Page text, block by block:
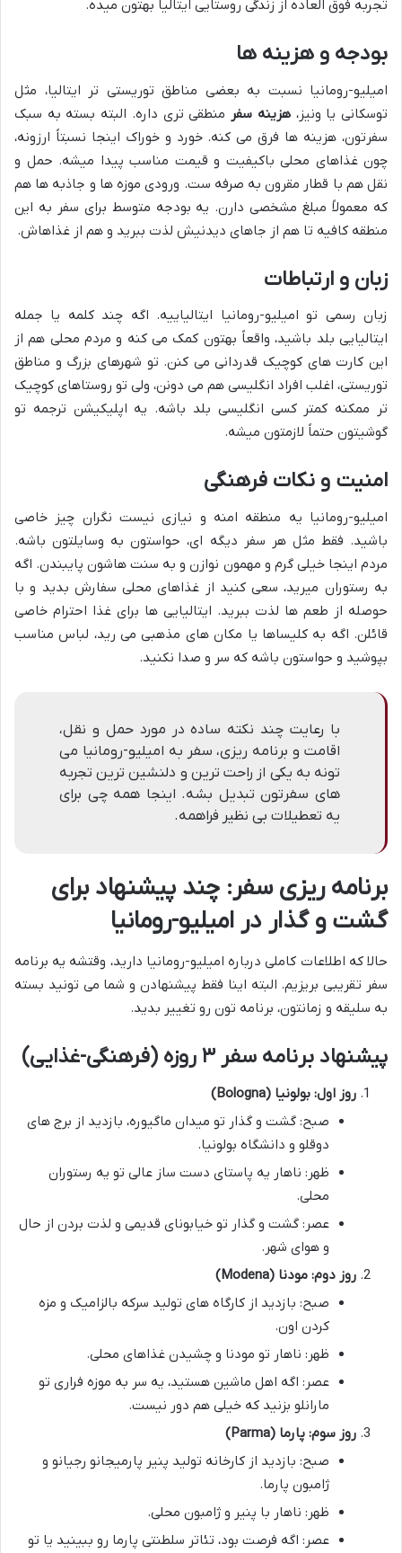
تجربه فوق العاده از زندگی روستایی ایتالیا بهتون میده.
بودجه و هزینه ها
امیلیو-رومانیا نسبت به بعضی مناطق توریستی تر ایتالیا، مثل
توسکانی یا ونیز،هزینه سفر منطقی تری داره. البته بسته به سبک
سفرتون، هزینه ها فرق می کنه. خورد و خوراک اینجا نسبتاً ارزونه،
چون غذاهای محلی باکیفیت و قیمت مناسب پیدا میشه. حمل و
نقل هم با قطار مقرون به صرفه ست. ورودی موزه ها و جاذبه ها هم
که معمولاً مبلغ مشخصی دارن. یه بودجه متوسط برای سفر به این
منطقه کافیه تا هم از جاهای دیدنیش لذت ببرید و هم از غذاهاش.
زبان و ارتباطات
زبان رسمی تو امیلیو-رومانیا ایتالیاییه. اگه چند کلمه یا جمله
ایتالیایی بلد باشید، واقعاً بهتون کمک می کنه و مردم محلی هم از
این کارت های کوچیک قدردانی می کنن. تو شهرهای بزرگ و مناطق
توریستی، اغلب افراد انگلیسی هم می دونن، ولی تو روستاهای کوچیک
تر ممکنه کمتر کسی انگلیسی بلد باشه. یه اپلیکیشن ترجمه تو
گوشیتون حتماً لازمتون میشه.
امنیت و نکات فرهنگی
امیلیو-رومانیا یه منطقه امنه و نیازی نیست نگران چیز خاصی
باشید. فقط مثل هر سفر دیگه ای، حواستون به وسایلتون باشه.
مردم اینجا خیلی گرم و مهمون نوازن و به سنت هاشون پایبندن. اگه
به رستوران میرید، سعی کنید از غذاهای محلی سفارش بدید و با
حوصله از طعم ها لذت ببرید. ایتالیایی ها برای غذا احترام خاصی
قائلن. اگه به کلیساها یا مکان های مذهبی می رید، لباس مناسب
بپوشید و حواستون باشه که سر و صدا نکنید.
با رعایت چند نکته ساده در مورد حمل و نقل،
اقامت و برنامه ریزی، سفر به امیلیو-رومانیا می
تونه به یکی از راحت ترین و دلنشین ترین تجربه
های سفرتون تبدیل بشه. اینجا همه چی برای
یه تعطیلات بی نظیر فراهمه.
برنامه ریزی سفر: چند پیشنهاد برای
گشت و گذار در امیلیو-رومانیا
حالا که اطلاعات کاملی درباره امیلیو-رومانیا دارید، وقتشه یه برنامه
سفر تقریبی بریزیم. البته اینا فقط پیشنهادن و شما می تونید بسته
به سلیقه و زمانتون، برنامه تون رو تغییر بدید.
پیشنهاد برنامه سفر ۳ روزه (فرهنگی-غذایی)
روز اول: بولونیا (Bologna)
صبح: گشت و گذار تو میدان ماگیوره، بازدید از برج های
دوقلو و دانشگاه بولونیا.
ظهر: ناهار یه پاستای دست ساز عالی تو یه رستوران
محلی.
عصر: گشت و گذار تو خیابونای قدیمی و لذت بردن از حال
و هوای شهر.
روز دوم: مودنا (Modena)
صبح: بازدید از کارگاه های تولید سرکه بالزامیک و مزه
کردن اون.
ظهر: ناهار تو مودنا و چشیدن غذاهای محلی.
عصر: اگه اهل ماشین هستید، یه سر به موزه فراری تو
مارانلو بزنید که خیلی هم دور نیست.
روز سوم: پارما (Parma)
صبح: بازدید از کارخانه تولید پنیر پارمیجانو رجیانو و
ژامبون پارما.
ظهر: ناهار با پنیر و ژامبون محلی.
عصر: اگه فرصت بود، تئاتر سلطنتی پارما رو ببینید یا تو